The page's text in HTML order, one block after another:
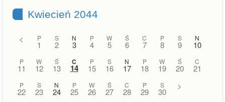
Kwiecień 2044
< P
1
S
2
N
3
P
4
W
5
Ś
6
C
7
P
8
S
9
N
10
P
11
W
12
Ś
13
C
14
P
15
S
16
N
17
P
18
W
19
Ś
20
C
21
P
22
S
23
N
24
P
25
W
26
Ś
27
C
28
P
29
S
30
>